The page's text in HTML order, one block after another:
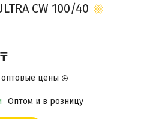
CW 100/40
оптовые цены
Оптом и в розницу